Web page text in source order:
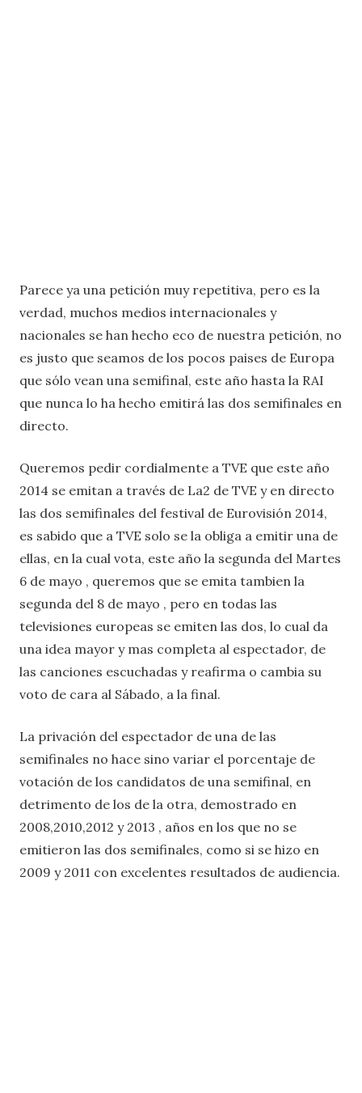
Parece ya una petición muy repetitiva, pero es la
verdad, muchos medios internacionales y
nacionales se han hecho eco de nuestra petición, no
es justo que seamos de los pocos paises de Europa
que sólo vean una semifinal, este año hasta la RAI
que nunca lo ha hecho emitirá las dos semifinales en
directo.
Queremos pedir cordialmente a TVE que este año
2014 se emitan a través de La2 de TVE y en directo
las dos semifinales del festival de Eurovisión 2014,
es sabido que a TVE solo se la obliga a emitir una de
ellas, en la cual vota, este año la segunda del Martes
6 de mayo , queremos que se emita tambien la
segunda del 8 de mayo , pero en todas las
televisiones europeas se emiten las dos, lo cual da
una idea mayor y mas completa al espectador, de
las canciones escuchadas y reafirma o cambia su
voto de cara al Sábado, a la final.
La privación del espectador de una de las
semifinales no hace sino variar el porcentaje de
votación de los candidatos de una semifinal, en
detrimento de los de la otra, demostrado en
2008,2010,2012 y 2013 , años en los que no se
emitieron las dos semifinales, como si se hizo en
2009 y 2011 con excelentes resultados de audiencia.